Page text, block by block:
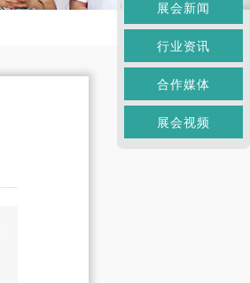
展会新闻
行业资讯
合作媒体
展会视频